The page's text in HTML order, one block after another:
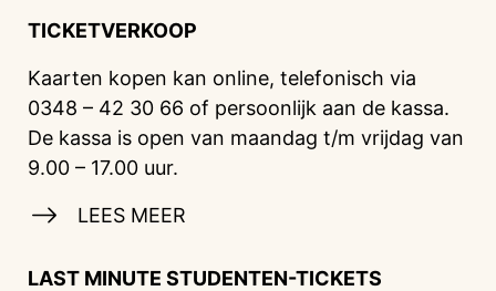
TICKETVERKOOP
Kaarten kopen kan online, telefonisch via
0348 – 42 30 66 of persoonlijk aan de kassa.
De kassa is open van maandag t/m vrijdag van
9.00 – 17.00 uur.
LEES MEER
LAST MINUTE STUDENTEN-TICKETS